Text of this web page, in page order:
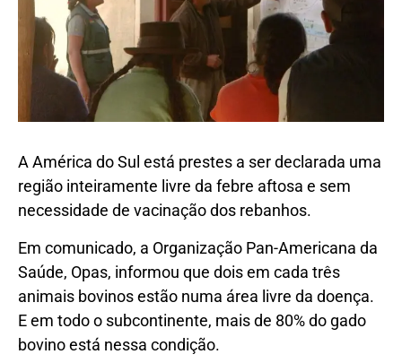
A América do Sul está prestes a ser declarada uma
região inteiramente livre da febre aftosa e sem
necessidade de vacinação dos rebanhos.
Em comunicado, a Organização Pan-Americana da
Saúde, Opas, informou que dois em cada três
animais bovinos estão numa área livre da doença.
E em todo o subcontinente, mais de 80% do gado
bovino está nessa condição.